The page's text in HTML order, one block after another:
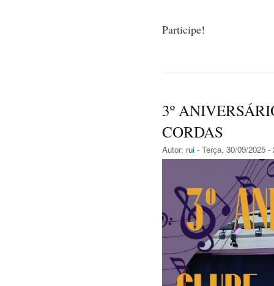
Participe!
3º
CORDAS
Autor: rui - Terça, 30/09/2025 -